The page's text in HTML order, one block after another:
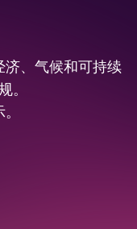
济、气候和可持续
。